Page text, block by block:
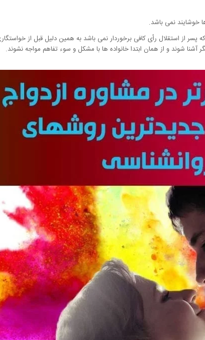
خوشایند نمی باشد.
از استقلال رأی کافی برخوردار نمی باشد به همین دلیل قبل از
آشنا شوند و از همان ابتدا خانواده ها با مشکل و سوء تفاهم مواجه نشوند.